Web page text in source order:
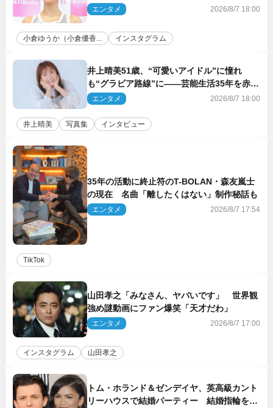
に反響
エンタメ 2026/8/7 18:00
小倉ゆうか（小倉優香... インスタグラム
井上晴美51歳、“可愛いアイドル”に憧れ
も“グラビア路線”に――芸能生活35年を赤
裸々に語る 27年ぶりに写真集発売
エンタメ 2026/8/7 18:00
井上晴美 写真集 インタビュー
35年の活動に終止符のT-BOLAN・森友嵐士
の現在 名曲「離したくはない」制作秘話も
エンタメ 2026/8/7 17:54
TikTok
山田孝之「みなさん、ヤバいです」 世界観
強め謎動画にファン爆笑「天才だわ」
エンタメ 2026/8/7 17:00
インスタグラム 山田孝之
トム・ホランド＆ゼンデイヤ、英高級カント
リーハウスで結婚パーティー 結婚指輪を身